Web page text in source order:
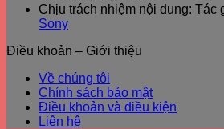
Chịu trách nhiệm nội dung: Tác
Sony
Điều khoản – Giới thiệu
Về chúng tôi
Chính sách bảo mật
Điều khoản và điều kiện
Liên hệ